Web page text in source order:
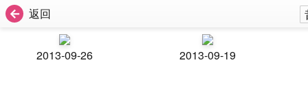
返回
2013-09-26 2013-09-19